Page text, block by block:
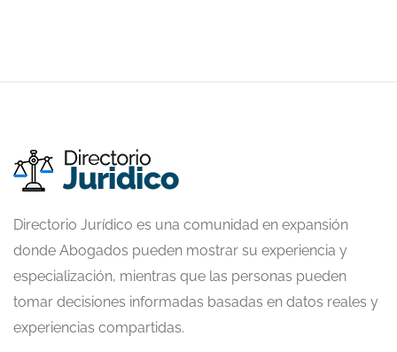
Directorio Jurídico es una comunidad en expansión
donde Abogados pueden mostrar su experiencia y
especialización, mientras que las personas pueden
tomar decisiones informadas basadas en datos reales y
experiencias compartidas.